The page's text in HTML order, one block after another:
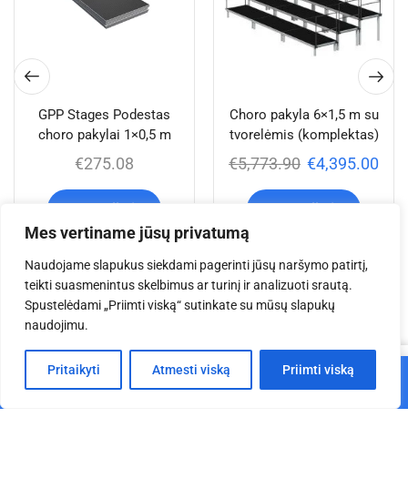
Mes vertiname jūsų privatumą
Naudojame slapukus siekdami pagerinti jūsų naršymo patirtį,
teikti suasmenintus skelbimus ar turinį ir analizuoti srautą.
Spustelėdami „Priimti viską“ sutinkate su mūsų slapukų
naudojimu.
Pritaikyti Atmesti viską Priimti viską
GPP Stages Podestas
choro pakylai 1×0,5 m
€275.08
Choro pakyla 6×1,5 m su
tvorelėmis (komplektas)
€5,773.90 €4,395.00
Jums taip pat gali
patiktiĮ krepšelį
Pagrindinis Parduotuvė Krepšelis Paskyra